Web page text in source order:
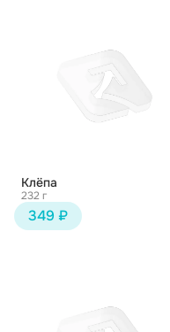
Клёпа
232 г
349 ₽